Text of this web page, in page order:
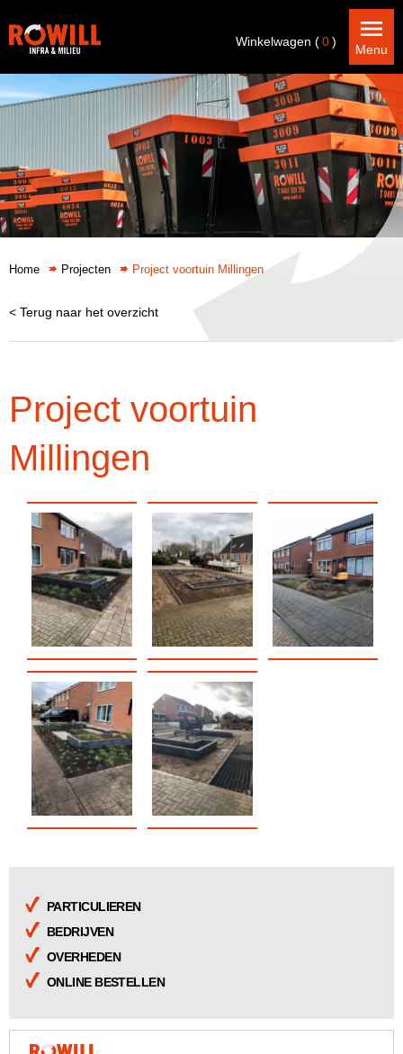
Winkelwagen (0)
Menu
Home Projecten Project voortuin Millingen
< Terug naar het overzicht
Project voortuin
Millingen
PARTICULIEREN
BEDRIJVEN
OVERHEDEN
ONLINE BESTELLEN